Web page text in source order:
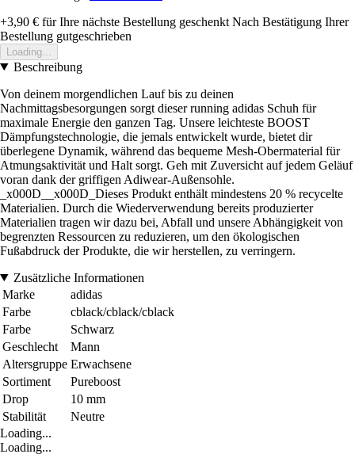
+3,90 € für Ihre nächste Bestellung geschenkt Nach Bestätigung Ihrer
Bestellung gutgeschrieben
Loading...
Beschreibung
Von deinem morgendlichen Lauf bis zu deinen
Nachmittagsbesorgungen sorgt dieser running adidas Schuh für
maximale Energie den ganzen Tag. Unsere leichteste BOOST
Dämpfungstechnologie, die jemals entwickelt wurde, bietet dir
überlegene Dynamik, während das bequeme Mesh-Obermaterial für
Atmungsaktivität und Halt sorgt. Geh mit Zuversicht auf jedem Geläuf
voran dank der griffigen Adiwear-Außensohle.
_x000D__x000D_Dieses Produkt enthält mindestens 20 % recycelte
Materialien. Durch die Wiederverwendung bereits produzierter
Materialien tragen wir dazu bei, Abfall und unsere Abhängigkeit von
begrenzten Ressourcen zu reduzieren, um den ökologischen
Fußabdruck der Produkte, die wir herstellen, zu verringern.
Zusätzliche Informationen
Marke
adidas
Farbe
cblack/cblack/cblack
Farbe
Schwarz
Geschlecht
Mann
Altersgruppe Erwachsene
Sortiment
Pureboost
Drop
10 mm
Stabilität
Neutre
Loading...
Loading...